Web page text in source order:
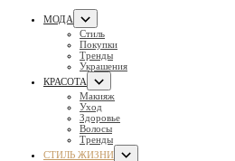
МОДА
Стиль
Покупки
Тренды
Украшения
КРАСОТА
Макияж
Уход
Здоровье
Волосы
Тренды
СТИЛЬ ЖИЗНИ